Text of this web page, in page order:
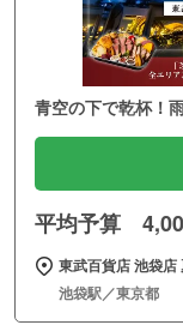
青空の下で乾杯！
平均予算
東武百貨店 池袋
池袋駅／東京都